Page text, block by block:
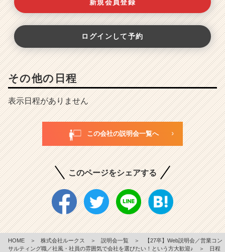
新規会員登録
ログインして予約
その他の日程
表示日程がありません
この会社の説明会一覧へ
このページをシェアする
HOME ＞ 株式会社ルークス ＞ 説明会一覧 ＞
【27卒】Web説明会／営業コン
サルティング職／社風・社員の雰囲気で会社を選びたい！という方大歓迎♪
＞
日程